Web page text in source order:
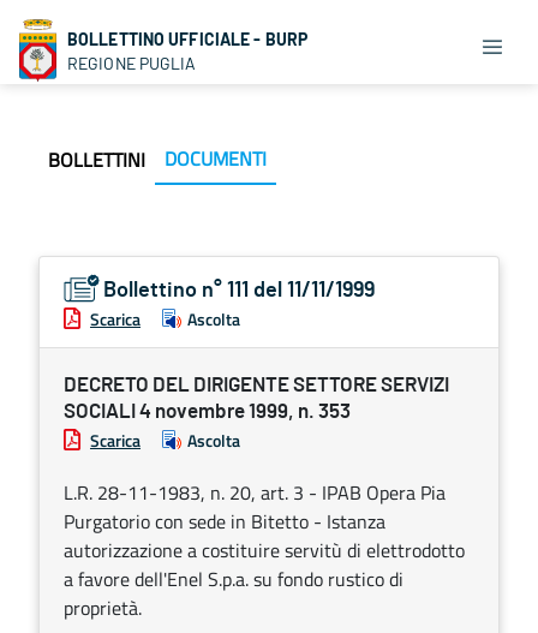
BOLLETTINO UFFICIALE - BURP
REGIONE PUGLIA
BOLLETTINI DOCUMENTI
Bollettino n° 111 del 11/11/1999
Scarica Ascolta
DECRETO DEL DIRIGENTE SETTORE SERVIZI
SOCIALI 4 novembre 1999, n. 353
Scarica Ascolta
L.R. 28-11-1983, n. 20, art. 3 - IPAB Opera Pia
Purgatorio con sede in Bitetto - Istanza
autorizzazione a costituire servitù di elettrodotto
a favore dell'Enel S.p.a. su fondo rustico di
proprietà.